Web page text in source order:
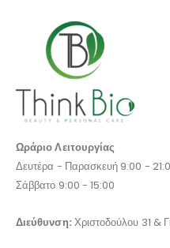
Ωράριο Λειτουργίας
Δευτέρα - Παρασκευή 9:00 -
Σάββατο 9:00 - 15:00
Διεύθυνση: Χριστοδούλου 31 &